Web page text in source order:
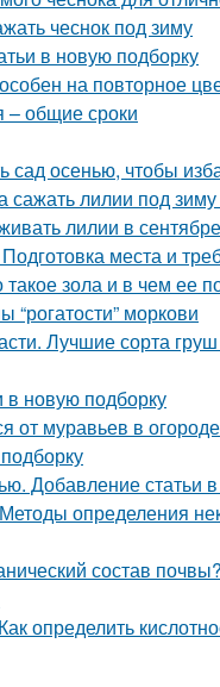
чеснок под зиму
в новую подборку
на повторное
– общие сроки
осенью, чтобы
сажать лилии под зиму
лилии в
места и
зола и в чем ее
моркови
Лучшие сорта
в новую подборку
от муравьев в огороде
Добавление статьи
определения
состав почвы?
определить